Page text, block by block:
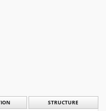
STRUCTURE